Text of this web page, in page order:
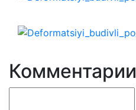
Комментарии